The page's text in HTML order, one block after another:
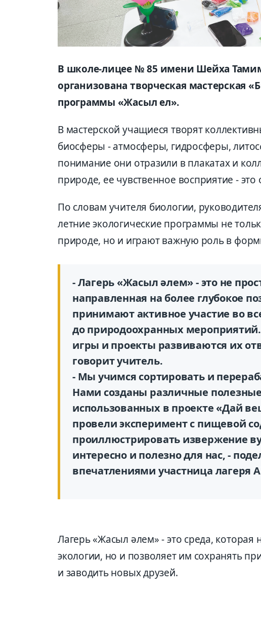
В школе-лицее № 85 имени Шейха
организована творческая мастерская
программы «Жасыл ел».
В мастерской учащиеся творят
биосферы - атмосферы, гидросферы,
понимание они отразили в плакатах и
природе, ее чувственное восприятие -
По словам учителя биологии,
летние экологические программы не
природе, но и играют важную роль в
- Лагерь «Жасыл әлем» - это не
направленная на более глубокое
принимают активное участие во
до природоохранных
игры и проекты развиваются их
говорит учитель.
- Мы учимся сортировать и
Нами созданы различные
использованных в проекте «Дай
провели эксперимент с пищевой
проиллюстрировать извержение
интересно и полезно для нас, -
впечатлениями участница лагеря
Лагерь «Жасыл әлем» - это среда, которая
экологии, но и позволяет им сохранять
и заводить новых друзей.